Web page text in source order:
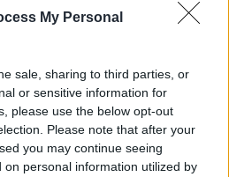
My Personal
sale, sharing to third parties, or
or sensitive information for
please use the below opt-out
Please note that after your
you may continue seeing
on personal information utilized by
είναι αργά,
να το βάλει κάτω
το 1ο του
συνθέσεις και τίτλο:
και είναι Άντονι...